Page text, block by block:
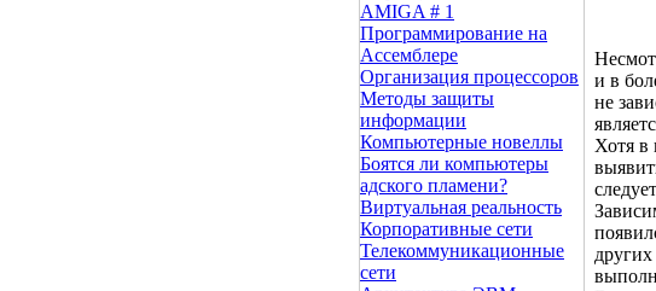
AMIGA # 1
Программирование на
Ассемблере
Организация процессоров
Методы защиты
информации
Компьютерные новеллы
Боятся ли компьютеры
адского пламени?
Виртуальная реальность
Корпоративные сети
Телекоммуникационные
сети
и в
не
Хотя в
других